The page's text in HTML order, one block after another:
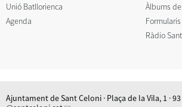
Unió Batllorienca
Agenda
Àlbums
Formularis
Ràdio
Ajuntament de Sant Celoni · Plaça de la Vila, 1 · 93